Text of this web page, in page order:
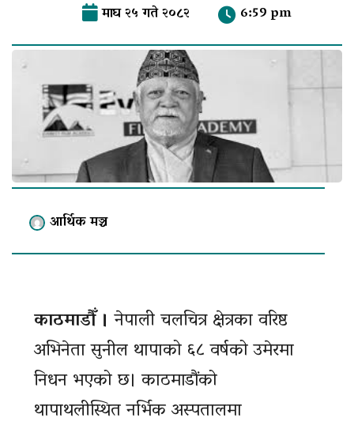
माघ २५ गते २०८२ 6:59 pm
आर्थिक मञ्च
काठमाडौँ । नेपाली चलचित्र क्षेत्रका वरिष्ठ
अभिनेता सुनील थापाको ६८ वर्षको उमेरमा
निधन भएको छ। काठमाडौंको
थापाथलीस्थित नर्भिक अस्पतालमा